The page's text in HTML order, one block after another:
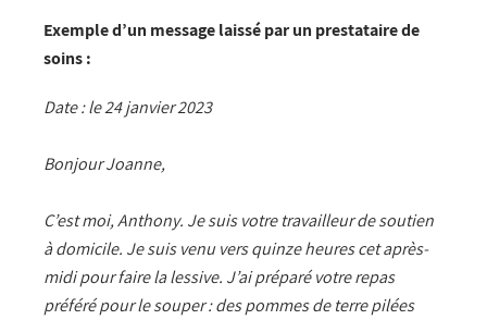
Exemple d’un message laissé par un prestataire de
soins :
Date : le 24 janvier 2023
Bonjour Joanne,
C’est moi, Anthony. Je suis votre travailleur de soutien
à domicile. Je suis venu vers quinze heures cet après-
midi pour faire la lessive. J’ai préparé votre repas
préféré pour le souper : des pommes de terre pilées